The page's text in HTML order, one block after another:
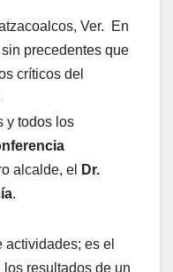
Ver. En
precedentes que
críticos del
y todos los
alcalde, el
Dr.
.
actividades; es el
resultados de un